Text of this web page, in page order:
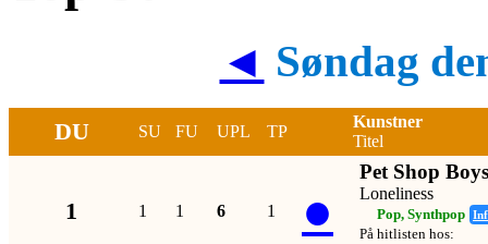
◄ Søndag
DU SU FU UPL TP
Kunstner
Titel
1 1 1 6 1 ●
Pet Shop Boys
Loneliness
Pop, Synthpop
På hitlisten hos: